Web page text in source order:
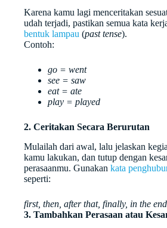
Karena kamu lagi menceritakan
udah terjadi, pastikan semua kata
bentuk lampau (past tense).
Contoh:
go = went
see = saw
eat = ate
play = played
2. Ceritakan Secara Berurutan
Mulailah dari awal, lalu jelaskan
kamu lakukan, dan tutup dengan
perasaanmu. Gunakan kata
seperti:
first, then, after that, finally, in the
3. Tambahkan Perasaan atau